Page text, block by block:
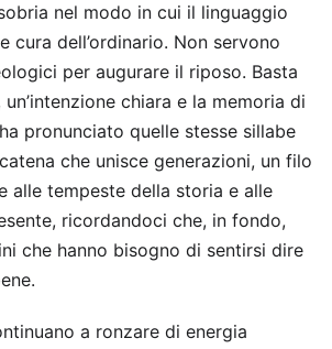
nel modo in cui il linguaggio
cura dell’ordinario. Non servono
per augurare il riposo. Basta
chiara e la memoria di
pronunciato quelle stesse sillabe
che unisce generazioni, un filo
alle tempeste della storia e alle
ricordandoci che, in fondo,
che hanno bisogno di sentirsi dire
a ronzare di energia